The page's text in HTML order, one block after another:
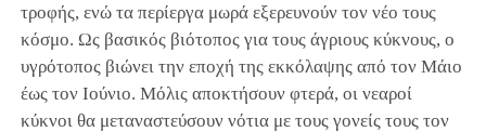
τροφής, ενώ τα περίεργα μωρά εξερευνούν τον νέο τους
κόσμο. Ως βασικός βιότοπος για τους άγριους κύκνους, ο
υγρότοπος βιώνει την εποχή της εκκόλαψης από τον Μάιο
έως τον Ιούνιο. Μόλις αποκτήσουν φτερά, οι νεαροί
κύκνοι θα μεταναστεύσουν νότια με τους γονείς τους τον